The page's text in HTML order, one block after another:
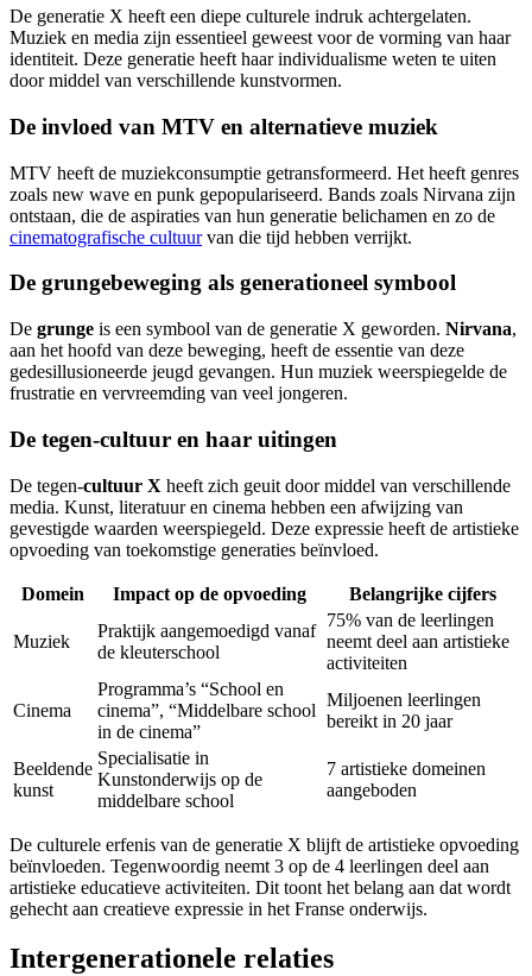
De generatie X heeft een diepe culturele indruk achtergelaten.
Muziek en media zijn essentieel geweest voor de vorming van haar
identiteit. Deze generatie heeft haar individualisme weten te uiten
door middel van verschillende kunstvormen.
De invloed van MTV en alternatieve muziek
MTV heeft de muziekconsumptie getransformeerd. Het heeft genres
zoals new wave en punk gepopulariseerd. Bands zoals Nirvana zijn
ontstaan, die de aspiraties van hun generatie belichamen en zo de
cinematografische cultuurvan die tijd hebben verrijkt.
De grungebeweging als generationeel symbool
De grunge is een symbool van de generatie X geworden. Nirvana,
aan het hoofd van deze beweging, heeft de essentie van deze
gedesillusioneerde jeugd gevangen. Hun muziek weerspiegelde de
frustratie en vervreemding van veel jongeren.
De tegen-cultuur en haar uitingen
De tegen-cultuur X heeft zich geuit door middel van verschillende
media. Kunst, literatuur en cinema hebben een afwijzing van
gevestigde waarden weerspiegeld. Deze expressie heeft de artistieke
opvoeding van toekomstige generaties beïnvloed.
Domein Impact op de opvoeding Belangrijke cijfers
Muziek
Praktijk aangemoedigd vanaf
de kleuterschool
75% van de leerlingen
neemt deel aan artistieke
activiteiten
Cinema
Programma’s “School en
cinema”, “Middelbare school
in de cinema”
Miljoenen leerlingen
bereikt in 20 jaar
Beeldende
kunst
Specialisatie in
Kunstonderwijs op de
middelbare school
7 artistieke domeinen
aangeboden
De culturele erfenis van de generatie X blijft de artistieke opvoeding
beïnvloeden. Tegenwoordig neemt 3 op de 4 leerlingen deel aan
artistieke educatieve activiteiten. Dit toont het belang aan dat wordt
gehecht aan creatieve expressie in het Franse onderwijs.
Intergenerationele relaties